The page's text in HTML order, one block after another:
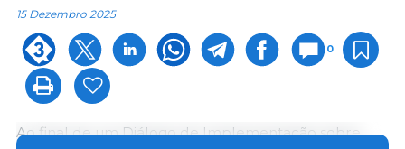
15 Dezembro 2025
0
Ao final de um Diálogo de Implementação sobre